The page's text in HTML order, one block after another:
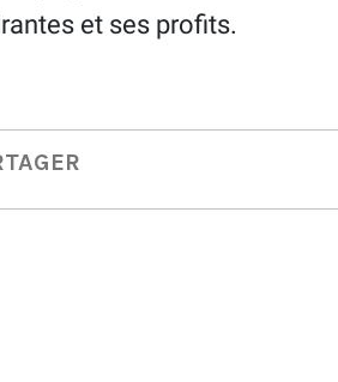
et ses profits.